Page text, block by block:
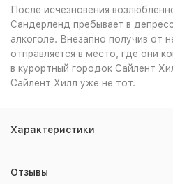
После исчезновения
Сандерленд пребывает в
алкоголе. Внезапно получив от
отправляется в место, где они
в курортный городок Сайлент
Сайлент Хилл уже не тот.
Характеристики
Отзывы